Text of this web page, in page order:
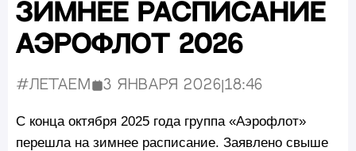
Зимнее расписание
Аэрофлот 2026
#Летаем Опубликовано:
3 января 2026 |18:46
С конца октября 2025 года группа «Аэрофлот»
перешла на зимнее расписание. Заявлено свыше